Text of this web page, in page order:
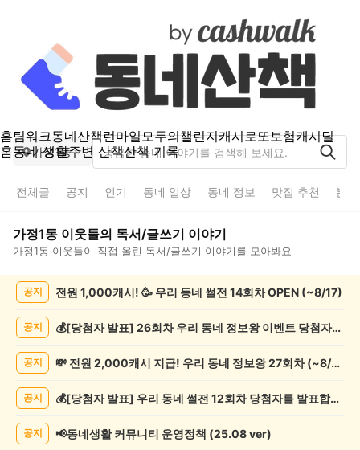
홈팀워크동네산책런마일모두의챌린지캐시로또보험캐시딜
홈동네 생활주변 산책산책 기록
가정1동
전체글 공지 인기 동네 일상 동네 정보 맛집 추천 분
가정1동 이웃들의 독서/글쓰기 이야기
가정1동 이웃들이 직접 올린 독서/글쓰기 이야기를 모아봐요
서/
공지 전원 1,000캐시! 🥳 우리 동네 썰전 14회차 OPEN (~8/17)
공지 💰[당첨자 발표] 26회차 우리 동네 정보왕 이벤트 당첨자를 발표합니다!
공지 💸 전원 2,000캐시 지급! 우리 동네 정보왕 27회차 (~8/10)
공지 💰[당첨자 발표] 우리 동네 썰전 12회차 당첨자를 발표합니다!
공지 📢동네생활 커뮤니티 운영정책 (25.08 ver)